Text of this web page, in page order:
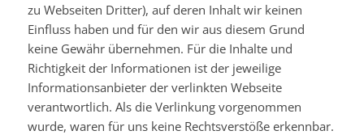
zu Webseiten Dritter), auf deren Inhalt wir keinen
Einfluss haben und für den wir aus diesem Grund
keine Gewähr übernehmen. Für die Inhalte und
Richtigkeit der Informationen ist der jeweilige
Informationsanbieter der verlinkten Webseite
verantwortlich. Als die Verlinkung vorgenommen
wurde, waren für uns keine Rechtsverstöße erkennbar.